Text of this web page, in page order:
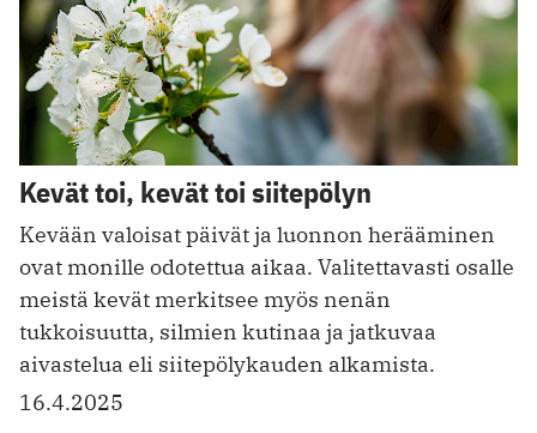
Kevät toi, kevät toi siitepölyn
Kevään valoisat päivät ja luonnon herääminen
ovat monille odotettua aikaa. Valitettavasti osalle
meistä kevät merkitsee myös nenän
tukkoisuutta, silmien kutinaa ja jatkuvaa
aivastelua eli siitepölykauden alkamista.
16.4.2025